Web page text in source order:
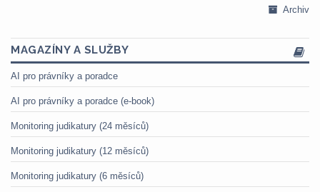
Archiv
MAGAZÍNY A SLUŽBY
AI pro právníky a poradce
AI pro právníky a poradce (e-book)
Monitoring judikatury (24 měsíců)
Monitoring judikatury (12 měsíců)
Monitoring judikatury (6 měsíců)